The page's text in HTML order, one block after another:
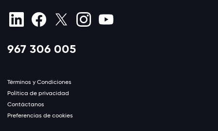
967 306 005
Términos y Condiciones
Política de privacidad
Contáctanos
Preferencias de cookies